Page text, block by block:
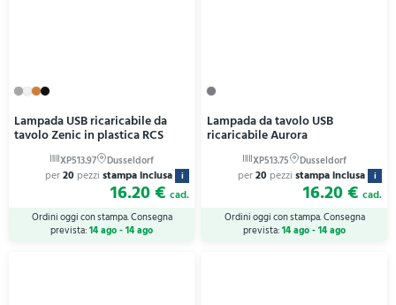
Lampada USB ricaricabile da
tavolo Zenic in plastica RCS
per20 pezzi stampa inclusa i
16.20 € cad.
Ordini oggi con stampa. Consegna
prevista:14 ago - 14 ago
Lampada da tavolo USB
ricaricabile Aurora
per20 pezzi stampa inclusa i
16.20 € cad.
Ordini oggi con stampa. Consegna
prevista:14 ago - 14 ago